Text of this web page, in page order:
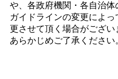
や、各政府機関・各自治体
ガイドラインの変更によ
更させて頂く場合がござい
あらかじめご了承ください